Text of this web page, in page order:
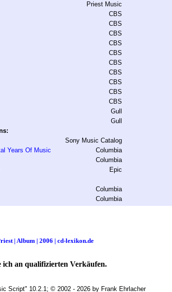
Priest Music
CBS
CBS
CBS
CBS
CBS
CBS
CBS
CBS
CBS
CBS
Gull
Gull
Sony Music Catalog
Years Of Music
Columbia
Columbia
Epic
Columbia
Columbia
| Album | 2006 | cd-lexikon.de
ich an qualifizierten Verkäufen.
Script" 10.2.1; © 2002 - 2026 by Frank Ehrlacher